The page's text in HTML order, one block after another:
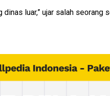
dinas luar,” ujar salah